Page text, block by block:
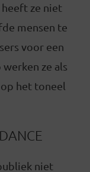
heeft ze niet
mensen te
voor een
ze als
het toneel
niet